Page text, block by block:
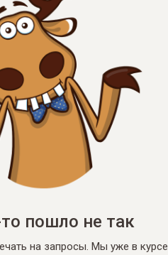
пошло не так
на запросы. Мы уже в курсе